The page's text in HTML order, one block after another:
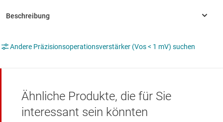
Andere Präzisionsoperationsverstärker (Vos < 1 mV) suchen
Ähnliche Produkte, die für Sie
interessant sein könnten